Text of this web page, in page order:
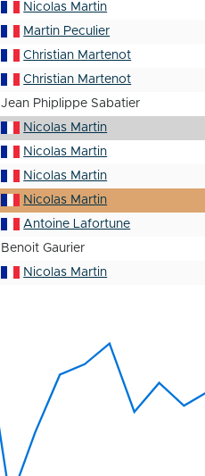
Nicolas Martin
Martin Peculier
Christian Martenot
Christian Martenot
Jean Phiplippe Sabatier
Nicolas Martin
Nicolas Martin
Nicolas Martin
Nicolas Martin
Antoine Lafortune
Benoit Gaurier
Nicolas Martin